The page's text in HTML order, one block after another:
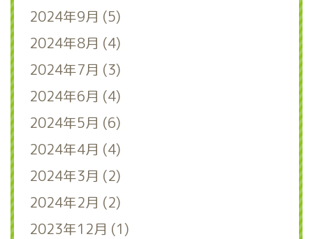
2024年9月 (5)
2024年8月 (4)
2024年7月 (3)
2024年6月 (4)
2024年5月 (6)
2024年4月 (4)
2024年3月 (2)
2024年2月 (2)
2023年12月 (1)